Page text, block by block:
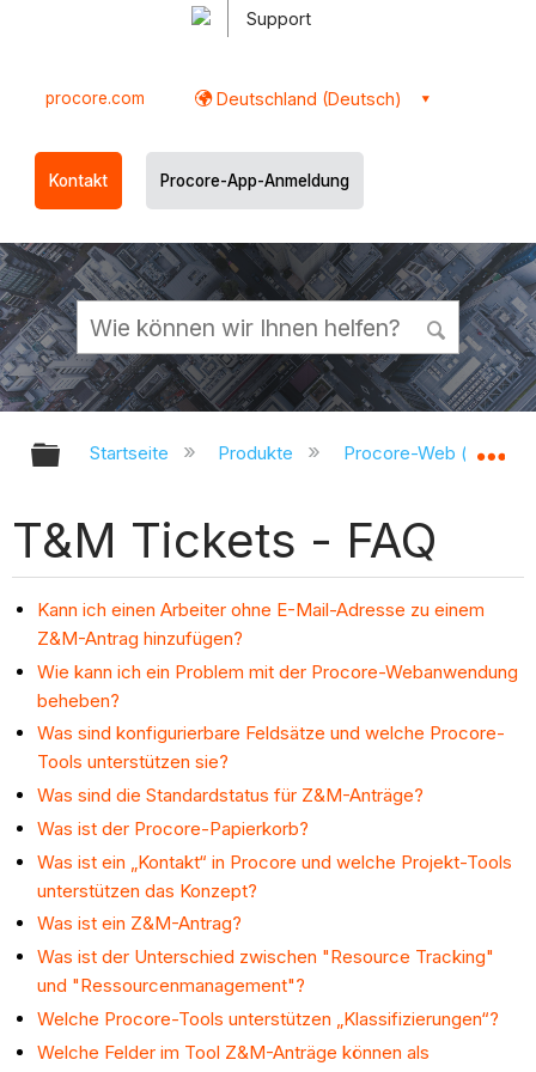
Support
procore.com Deutschland (Deutsch)
Kontakt Procore-App-Anmeldung
Globale Hierarchie auf- und
Startseite Produkte Procore-Web
T&M Tickets - FAQ
Kann ich einen Arbeiter ohne E-Mail-Adresse zu einem
Z&M-Antrag hinzufügen?
Wie kann ich ein Problem mit der Procore-Webanwendung
beheben?
Was sind konfigurierbare Feldsätze und welche Procore-
Tools unterstützen sie?
Was sind die Standardstatus für Z&M-Anträge?
Was ist der Procore-Papierkorb?
Was ist ein „Kontakt“ in Procore und welche Projekt-Tools
unterstützen das Konzept?
Was ist ein Z&M-Antrag?
Was ist der Unterschied zwischen "Resource Tracking"
und "Ressourcenmanagement"?
Welche Procore-Tools unterstützen „Klassifizierungen“?
Welche Felder im Tool Z&M-Anträge können als